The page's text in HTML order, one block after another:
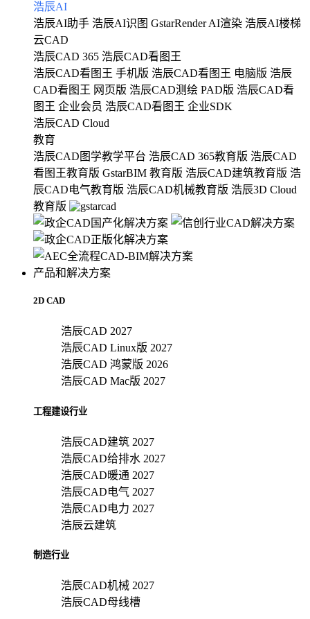
浩辰AI
浩辰AI助手 浩辰AI识图 GstarRender AI渲染 浩辰AI楼梯
云CAD
浩辰CAD 365 浩辰CAD看图王
浩辰CAD看图王 手机版 浩辰CAD看图王 电脑版 浩辰
CAD看图王 网页版 浩辰CAD测绘 PAD版 浩辰CAD看
图王 企业会员 浩辰CAD看图王 企业SDK
浩辰CAD Cloud
教育
浩辰CAD图学教学平台 浩辰CAD 365教育版 浩辰CAD
看图王教育版 GstarBIM 教育版 浩辰CAD建筑教育版 浩
辰CAD电气教育版 浩辰CAD机械教育版 浩辰3D Cloud
教育版
产品和解决方案
2D CAD
浩辰CAD 2027
浩辰CAD Linux版 2027
浩辰CAD 鸿蒙版 2026
浩辰CAD Mac版 2027
工程建设行业
浩辰CAD建筑 2027
浩辰CAD给排水 2027
浩辰CAD暖通 2027
浩辰CAD电气 2027
浩辰CAD电力 2027
浩辰云建筑
制造行业
浩辰CAD机械 2027
浩辰CAD母线槽